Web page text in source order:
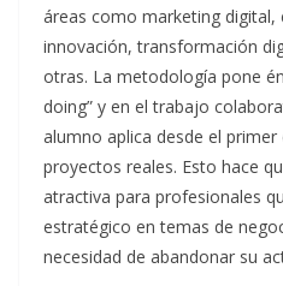
áreas como marketing digital,
innovación, transformación
otras. La metodología pone
doing” y en el trabajo
alumno aplica desde el
proyectos reales. Esto hace
atractiva para profesionales
estratégico en temas de
necesidad de abandonar su